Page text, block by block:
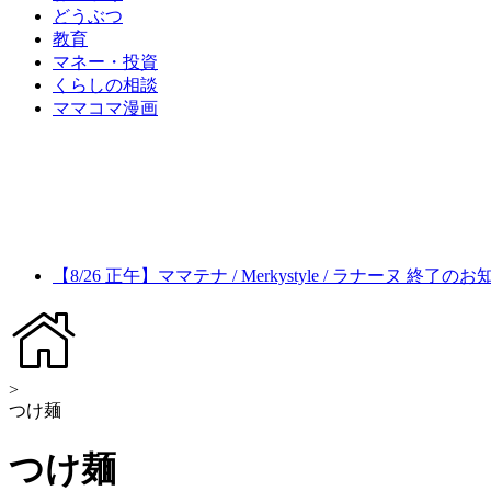
どうぶつ
教育
マネー・投資
くらしの相談
ママコマ漫画
【8/26 正午】ママテナ / Merkystyle / ラナーヌ 終了のお
>
つけ麺
つけ麺